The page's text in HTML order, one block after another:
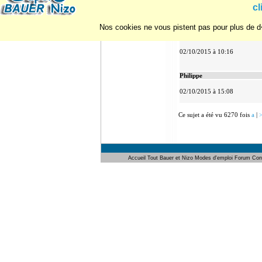
Jean-Michel
02/10/2015 à 10:16
Philippe
02/10/2015 à 15:08
Ce sujet a été vu 6270 fois a | >
Accueil Tout Bauer et Nizo Modes d'emploi Forum
Nos cookies ne vous pistent pas pour plus